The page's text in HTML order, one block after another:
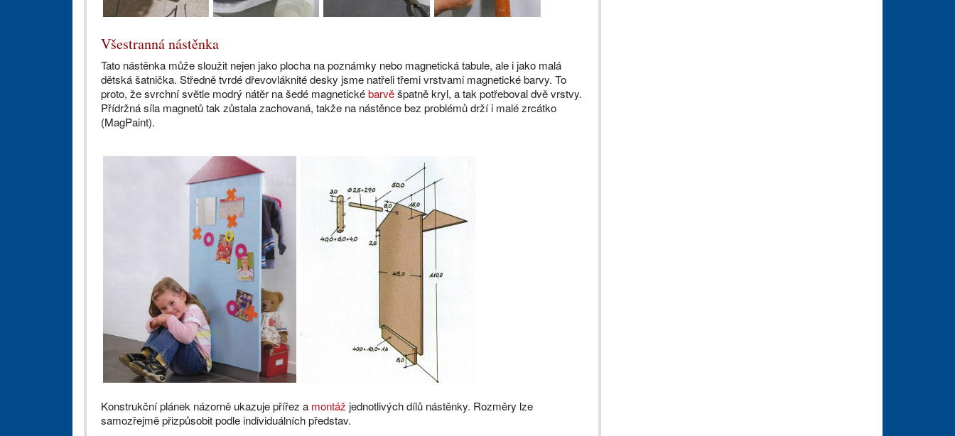
Všestranná nástěnka
Tato nástěnka může sloužit nejen jako plocha na poznámky nebo magnetická tabule, ale i jako malá
dětská šatnička. Středně tvrdé dřevovláknité desky jsme natřeli třemi vrstvami magnetické barvy. To
proto, že svrchní světle modrý nátěr na šedé magnetickébarvěšpatně kryl, a tak potřeboval dvě vrstvy.
Přídržná síla magnetů tak zůstala zachovaná, takže na nástěnce bez problémů drží i malé zrcátko
(MagPaint).
Konstrukční plánek názorně ukazuje přířez a montáž jednotlivých dílů nástěnky. Rozměry lze
samozřejmě přizpůsobit podle individuálních představ.